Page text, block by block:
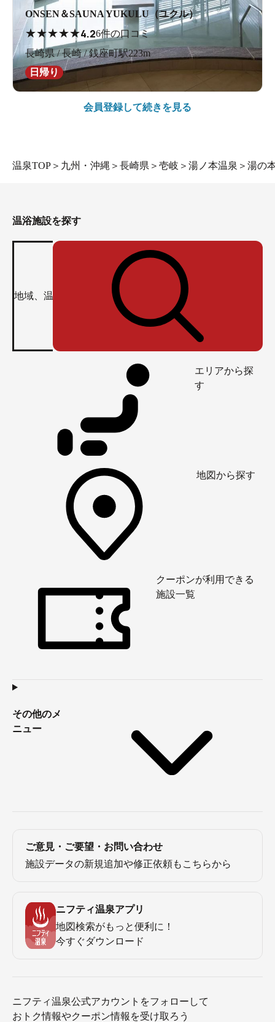
ONSEN＆SAUNA YUKULU（ユクル）
★★★★★4.26件の口コミ
長崎県 / 長崎 / 銭座町駅223m
日帰り
会員登録して続きを見る
温泉TOP ＞ 九州・沖縄 ＞ 長崎県 ＞ 壱岐 ＞ 湯ノ本温泉 ＞ 湯の
温浴施設を探す
エリアから探
す
地図から探す
クーポンが利用できる
施設一覧
その他のメ
ニュー
ご意見・ご要望・お問い合わせ
施設データの新規追加や修正依頼もこちらから
ニフティ温泉アプリ
地図検索がもっと便利に！
今すぐダウンロード
ニフティ温泉公式アカウントをフォローして
おトク情報やクーポン情報を受け取ろう